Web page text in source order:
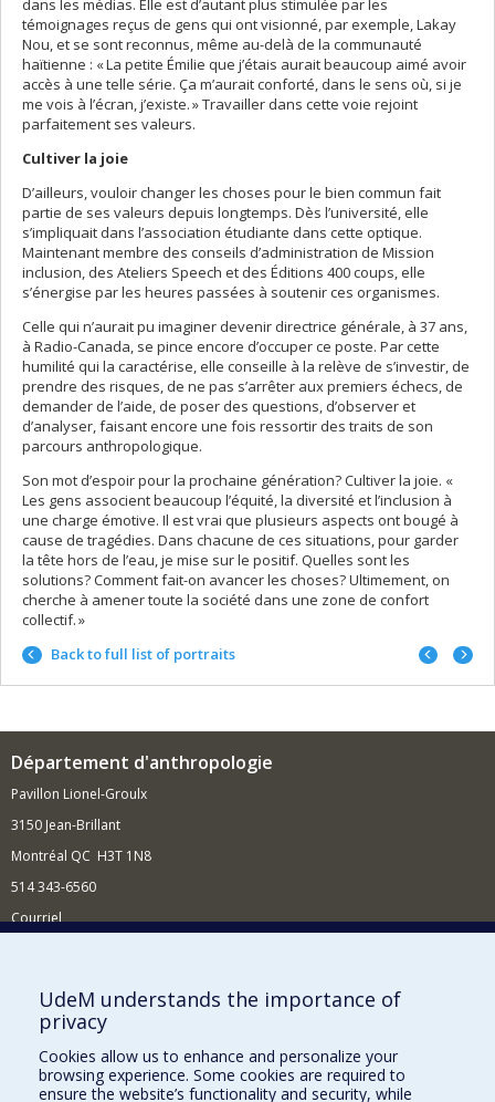
dans les médias. Elle est d’autant plus stimulée par les
témoignages reçus de gens qui ont visionné, par exemple, Lakay
Nou, et se sont reconnus, même au-delà de la communauté
haïtienne : « La petite Émilie que j’étais aurait beaucoup aimé avoir
accès à une telle série. Ça m’aurait conforté, dans le sens où, si je
me vois à l’écran, j’existe. » Travailler dans cette voie rejoint
parfaitement ses valeurs.
Cultiver la joie
D’ailleurs, vouloir changer les choses pour le bien commun fait
partie de ses valeurs depuis longtemps. Dès l’université, elle
s’impliquait dans l’association étudiante dans cette optique.
Maintenant membre des conseils d’administration de Mission
inclusion, des Ateliers Speech et des Éditions 400 coups, elle
s’énergise par les heures passées à soutenir ces organismes.
Celle qui n’aurait pu imaginer devenir directrice générale, à 37 ans,
à Radio-Canada, se pince encore d’occuper ce poste. Par cette
humilité qui la caractérise, elle conseille à la relève de s’investir, de
prendre des risques, de ne pas s’arrêter aux premiers échecs, de
demander de l’aide, de poser des questions, d’observer et
d’analyser, faisant encore une fois ressortir des traits de son
parcours anthropologique.
Son mot d’espoir pour la prochaine génération? Cultiver la joie. «
Les gens associent beaucoup l’équité, la diversité et l’inclusion à
une charge émotive. Il est vrai que plusieurs aspects ont bougé à
cause de tragédies. Dans chacune de ces situations, pour garder
la tête hors de l’eau, je mise sur le positif. Quelles sont les
solutions? Comment fait-on avancer les choses? Ultimement, on
cherche à amener toute la société dans une zone de confort
collectif. »
Back to full list of portraits
Next
Département d'anthropologie
Pavillon Lionel-Groulx
3150 Jean-Brillant
Montréal QC H3T 1N8
514 343-6560
Courriel
Comment soutenir le Département?
BESOIN D'AIDE?
Plan du site
Signaler une erreur
UdeM understands the importance of
privacy
Cookies allow us to enhance and personalize your
browsing experience. Some cookies are required to
ensure the website’s functionality and security, while